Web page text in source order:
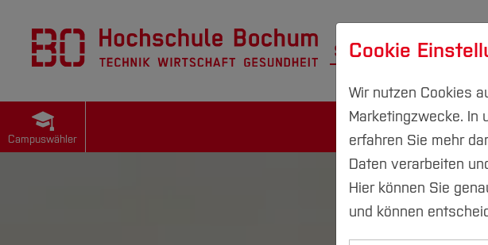
Studium Forschung
Campuswähler
Cookie
Wir nutzen Cookies
Marketingzwecke. In
erfahren Sie mehr
Daten verarbeiten
Hier können Sie
und können